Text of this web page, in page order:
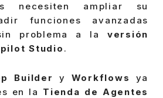
necesiten ampliar su
funciones avanzadas
problema a la versión
Studio .
Builder y Workflows
ya
en la Tienda de Agentes